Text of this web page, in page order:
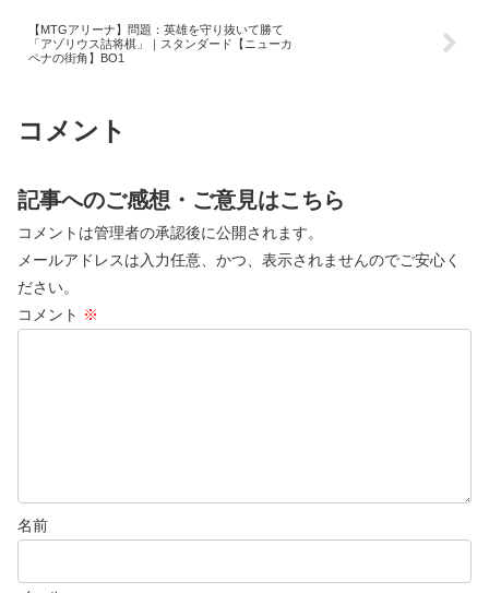
【MTGアリーナ】問題：英雄を守り抜いて勝て
「アゾリウス詰将棋」｜スタンダード【ニューカ
ペナの街角】BO1
コメント
記事へのご感想・ご意見はこちら
コメントは管理者の承認後に公開されます。
メールアドレスは入力任意、かつ、表示されませんのでご安心く
ださい。
コメント ※
名前